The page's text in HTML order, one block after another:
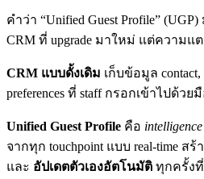
คำว่า “Unified Guest Profile”
CRM ที่ upgrade มาใหม่ แต่ความ
CRM แบบดั้งเดิม เก็บข้อมูล contact,
preferences ที่ staff กรอกเข้าไปด้ว
Unified Guest Profile คือ
จากทุก touchpoint แบบ real-time ส
และ อัปเดตตัวเองอัตโนมัติ ทุกครั้ง